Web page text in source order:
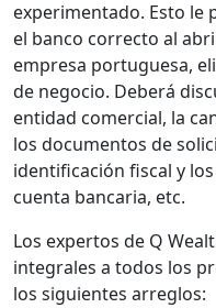
experimentado. Esto
el banco correcto al
empresa portuguesa,
de negocio. Deberá
entidad comercial, la
los documentos de
identificación fiscal y
cuenta bancaria, etc.
Los expertos de Q
integrales a todos los
los siguientes arreglos: